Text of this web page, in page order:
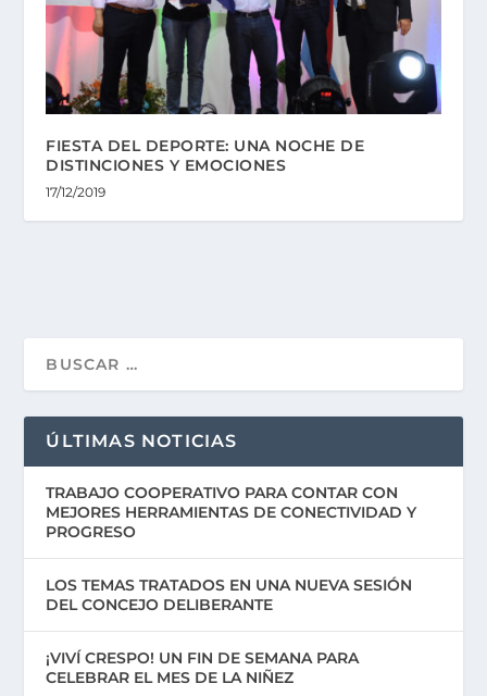
FIESTA DEL DEPORTE: UNA NOCHE DE
DISTINCIONES Y EMOCIONES
17/12/2019
ÚLTIMAS NOTICIAS
TRABAJO COOPERATIVO PARA CONTAR CON
MEJORES HERRAMIENTAS DE CONECTIVIDAD Y
PROGRESO
LOS TEMAS TRATADOS EN UNA NUEVA SESIÓN
DEL CONCEJO DELIBERANTE
¡VIVÍ CRESPO! UN FIN DE SEMANA PARA
CELEBRAR EL MES DE LA NIÑEZ